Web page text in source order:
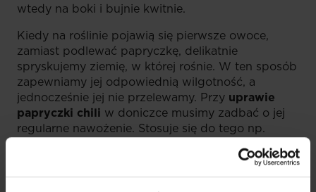
wtedy na boki i bujnie kwitnie.
Kiedy na roślinie pojawią się pierwsze owoce,
zamiast podlewać papryczkę, delikatnie
spryskujemy ziemię, w której rośnie. W ten sposób
zapewniamy jej odpowiednią wilgotność, a
jednocześnie jej nie przelewamy. Przy uprawie
papryczki chili w doniczce musimy zadbać o jej
regularne nawożenie. Stosuje się do tego np.